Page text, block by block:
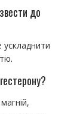
до
ускладнити